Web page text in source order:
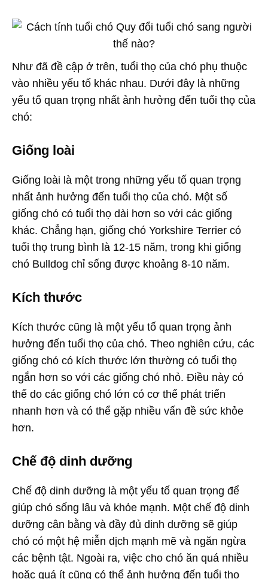
Như đã đề cập ở trên, tuổi thọ của chó phụ thuộc
vào nhiều yếu tố khác nhau. Dưới đây là những
yếu tố quan trọng nhất ảnh hưởng đến tuổi thọ của
chó:
Giống loài
Giống loài là một trong những yếu tố quan trọng
nhất ảnh hưởng đến tuổi thọ của chó. Một số
giống chó có tuổi thọ dài hơn so với các giống
khác. Chẳng hạn, giống chó Yorkshire Terrier có
tuổi thọ trung bình là 12-15 năm, trong khi giống
chó Bulldog chỉ sống được khoảng 8-10 năm.
Kích thước
Kích thước cũng là một yếu tố quan trọng ảnh
hưởng đến tuổi thọ của chó. Theo nghiên cứu, các
giống chó có kích thước lớn thường có tuổi thọ
ngắn hơn so với các giống chó nhỏ. Điều này có
thể do các giống chó lớn có cơ thể phát triển
nhanh hơn và có thể gặp nhiều vấn đề sức khỏe
hơn.
Chế độ dinh dưỡng
Chế độ dinh dưỡng là một yếu tố quan trọng để
giúp chó sống lâu và khỏe mạnh. Một chế độ dinh
dưỡng cân bằng và đầy đủ dinh dưỡng sẽ giúp
chó có một hệ miễn dịch mạnh mẽ và ngăn ngừa
các bệnh tật. Ngoài ra, việc cho chó ăn quá nhiều
hoặc quá ít cũng có thể ảnh hưởng đến tuổi thọ